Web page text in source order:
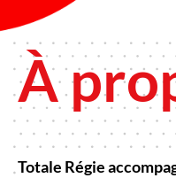
À
Totale Régie